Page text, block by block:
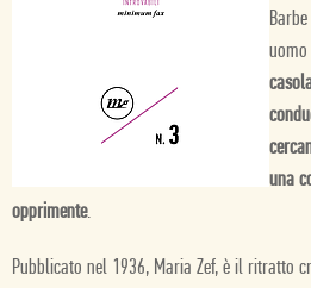
una
opprimente.
Pubblicato nel 1936, Maria Zef, è il ritratto